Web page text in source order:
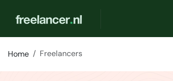
Home Freelancers